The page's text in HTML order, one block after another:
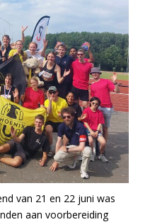
van 21 en 22 juni was
aan voorbereiding